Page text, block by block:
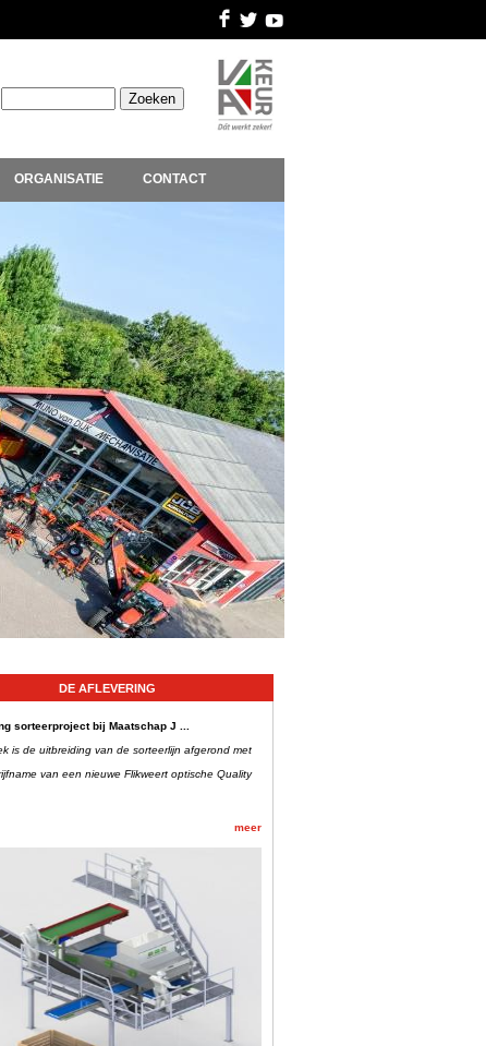
ORGANISATIE CONTACT
DE AFLEVERING
sorteerproject bij Maatschap J ...
is de uitbreiding van de sorteerlijn afgerond met
van een nieuwe Flikweert optische Quality
meer